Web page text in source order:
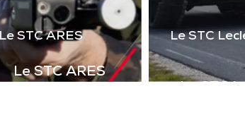
Le STC ARES
Le STC ARES
Le STC